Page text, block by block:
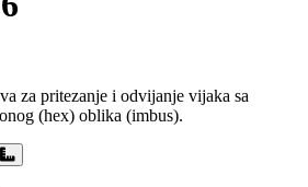
za pritezanje i odvijanje vijaka sa
(hex) oblika (imbus).